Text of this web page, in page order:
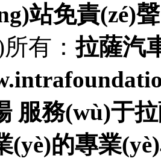
站免責(zé)
所有：拉薩汽
服務(wù)于拉
(yè)的專業